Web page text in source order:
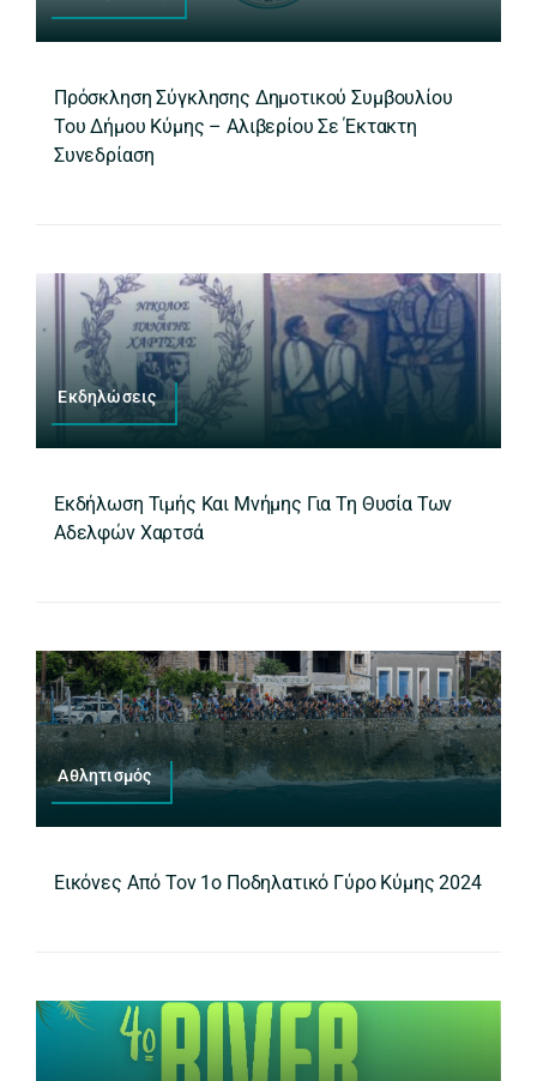
Πρόσκληση Σύγκλησης Δημοτικού Συμβουλίου
Του Δήμου Κύμης – Αλιβερίου Σε Έκτακτη
Συνεδρίαση
Εκδηλώσεις
Εκδήλωση Τιμής Και Μνήμης Για Τη Θυσία Των
Αδελφών Χαρτσά
Αθλητισμός
Εικόνες Από Τον 1ο Ποδηλατικό Γύρο Κύμης 2024